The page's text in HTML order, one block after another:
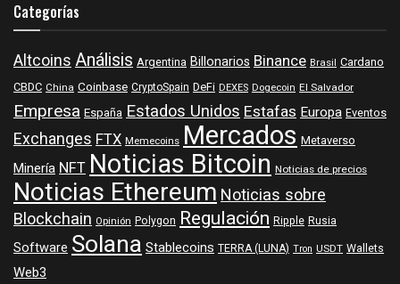
Categorías
AltcoinsAnálisis Argentina BillonariosBinance Brasil Cardano
CBDC China Coinbase CryptoSpain DeFi DEXES Dogecoin El Salvador
Empresa España Estados UnidosEstafasEuropa Eventos
ExchangesFTX Memecoins Mercados Metaverso
MineríaNFTNoticias Bitcoin Noticias de precios
Noticias EthereumNoticias sobre
Blockchain Opinión Polygon Regulación Ripple Rusia
SoftwareSolanaStablecoins TERRA (LUNA) Tron USDT Wallets
Web3